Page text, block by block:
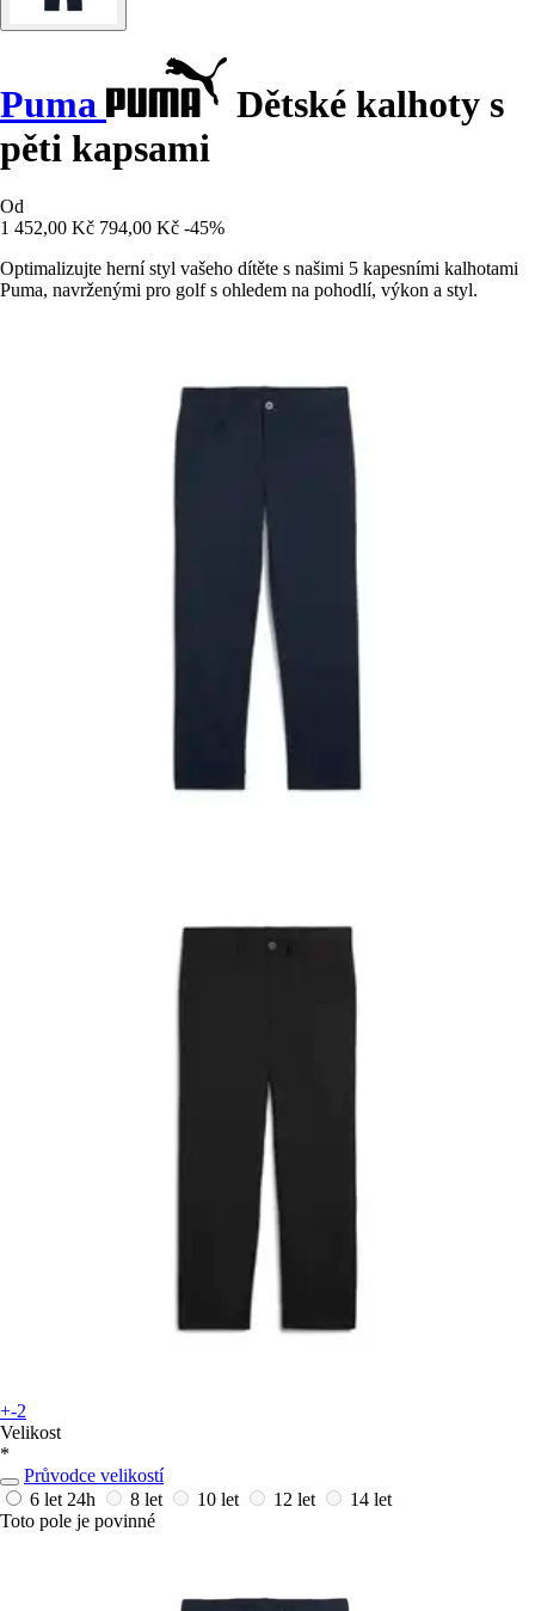
Puma
Dětské kalhoty s
pěti kapsami
Od
1 452,00 Kč 794,00 Kč -45%
Optimalizujte herní styl vašeho dítěte s našimi 5 kapesními kalhotami
Puma, navrženými pro golf s ohledem na pohodlí, výkon a styl.
+-2
Velikost
*
Průvodce velikostí
6 let 24h 8 let 10 let 12 let
14 let
Toto pole je povinné